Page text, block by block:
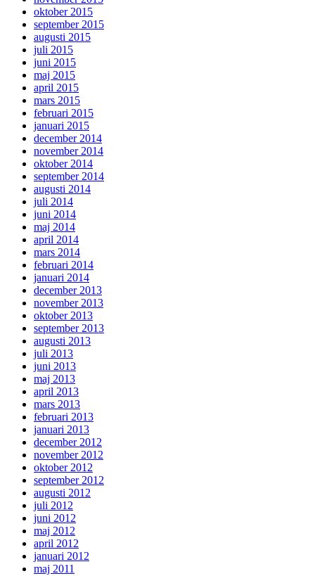
oktober 2015
september 2015
augusti 2015
juli 2015
juni 2015
maj 2015
april 2015
mars 2015
februari 2015
januari 2015
december 2014
november 2014
oktober 2014
september 2014
augusti 2014
juli 2014
juni 2014
maj 2014
april 2014
mars 2014
februari 2014
januari 2014
december 2013
november 2013
oktober 2013
september 2013
augusti 2013
juli 2013
juni 2013
maj 2013
april 2013
mars 2013
februari 2013
januari 2013
december 2012
november 2012
oktober 2012
september 2012
augusti 2012
juli 2012
juni 2012
maj 2012
april 2012
januari 2012
maj 2011